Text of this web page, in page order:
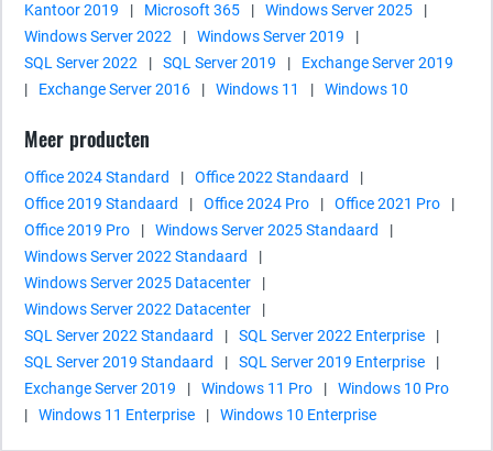
Kantoor 2019
| Microsoft 365 | Windows Server 2025
|
Windows Server 2022
| Windows Server 2019
|
SQL Server 2022
| SQL Server 2019 |
Exchange Server 2019
|
Exchange Server 2016 | Windows 11 | Windows 10
Meer producten
Office 2024 Standard | Office 2022 Standaard
|
Office 2019 Standaard
| Office 2024 Pro | Office 2021 Pro
|
Office 2019 Pro
| Windows Server 2025 Standaard
|
Windows Server 2022 Standaard
|
Windows Server 2025 Datacenter
|
Windows Server 2022 Datacenter
|
SQL Server 2022 Standaard
| SQL Server 2022 Enterprise
|
SQL Server 2019 Standaard
| SQL Server 2019 Enterprise
|
Exchange Server 2019
| Windows 11 Pro |
Windows 10 Pro
|
Windows 11 Enterprise | Windows 10 Enterprise